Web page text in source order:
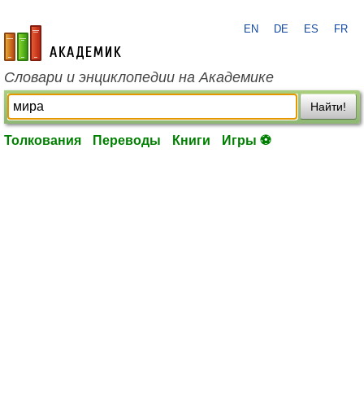
academic.ru
EN DE ES FR
Словари и энциклопедии на Академике
Найти!
Толкования Переводы Книги Игры ⚽